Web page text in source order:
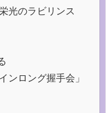
光のラビリンス
ンロング握手会」